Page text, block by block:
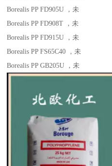
Borealis PP FD905U
，未
Borealis PP FD908T
，未
Borealis PP FD915U
，未
Borealis PP FS65C40
，未
Borealis PP GB205U
，未